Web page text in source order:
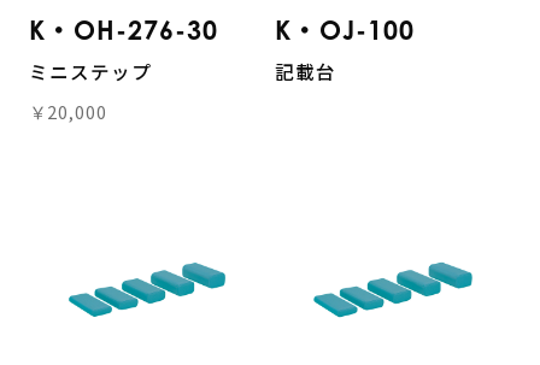
K・OH-276-30
ミニステップ
￥20,000
K・OJ-100
記載台